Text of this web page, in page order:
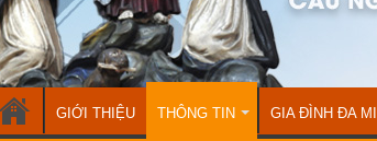
GIỚI THIỆU THÔNG TIN GIA ĐÌNH ĐA